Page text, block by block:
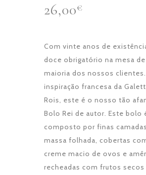
26,00€
Com vinte anos de
doce obrigatório na mesa de
maioria dos nossos
inspiração francesa da
Rois, este é o nosso tão
Bolo Rei de autor. Este bolo
composto por finas
massa folhada, cobertas
creme macio de ovos e
recheadas com frutos secos